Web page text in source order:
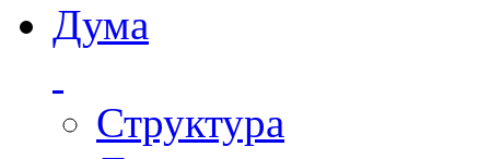
Дума
Структура